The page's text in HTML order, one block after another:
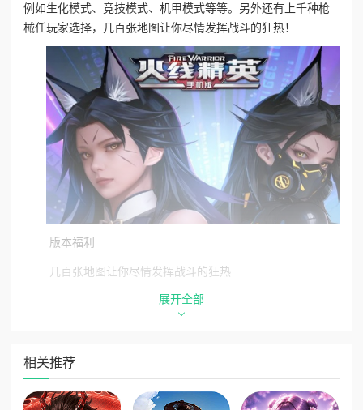
例如生化模式、竞技模式、机甲模式等等。另外还有上千种枪
械任玩家选择，几百张地图让你尽情发挥战斗的狂热！
版本福利
几百张地图让你尽情发挥战斗的狂热
展开全部
相关推荐